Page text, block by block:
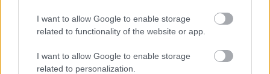
I want to allow Google to enable storage
related to functionality of the website or app.
I want to allow Google to enable storage
related to personalization.
csökkentik a 2-es számú cukorbetegség, valamint a
vastagbélrák kialakulásának kockázatát. Nasiként
fogyasszunk minél több diót, mandulát, kesudiót,
mogyorót, pekándiót, pisztáciát vagy makadámdiót.